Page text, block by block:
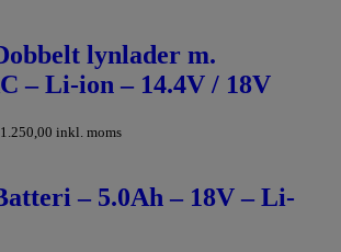
lynlader m.
– Li-ion – 14.4V / 18V
1.250,00 inkl. moms
– 5.0Ah – 18V – Li-